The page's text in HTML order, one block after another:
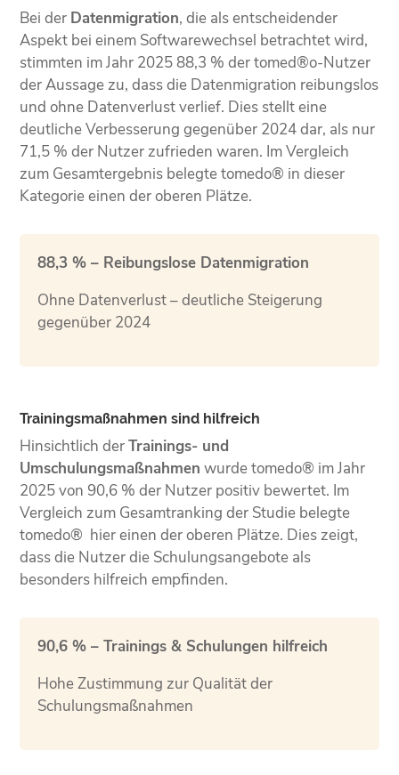
Bei der Datenmigration, die als entscheidender
Aspekt bei einem Softwarewechsel betrachtet wird,
stimmten im Jahr 2025 88,3 % der tomed®o-Nutzer
der Aussage zu, dass die Datenmigration reibungslos
und ohne Datenverlust verlief. Dies stellt eine
deutliche Verbesserung gegenüber 2024 dar, als nur
71,5 % der Nutzer zufrieden waren. Im Vergleich
zum Gesamtergebnis belegte tomedo® in dieser
Kategorie einen der oberen Plätze.
88,3 % – Reibungslose Datenmigration
Ohne Datenverlust – deutliche Steigerung
gegenüber 2024
Trainingsmaßnahmen sind hilfreich
Hinsichtlich derTrainings- und
Umschulungsmaßnahmen wurde tomedo® im Jahr
2025 von 90,6 % der Nutzer positiv bewertet. Im
Vergleich zum Gesamtranking der Studie belegte
tomedo® hier einen der oberen Plätze. Dies zeigt,
dass die Nutzer die Schulungsangebote als
besonders hilfreich empfinden.
90,6 % – Trainings & Schulungen hilfreich
Hohe Zustimmung zur Qualität der
Schulungsmaßnahmen